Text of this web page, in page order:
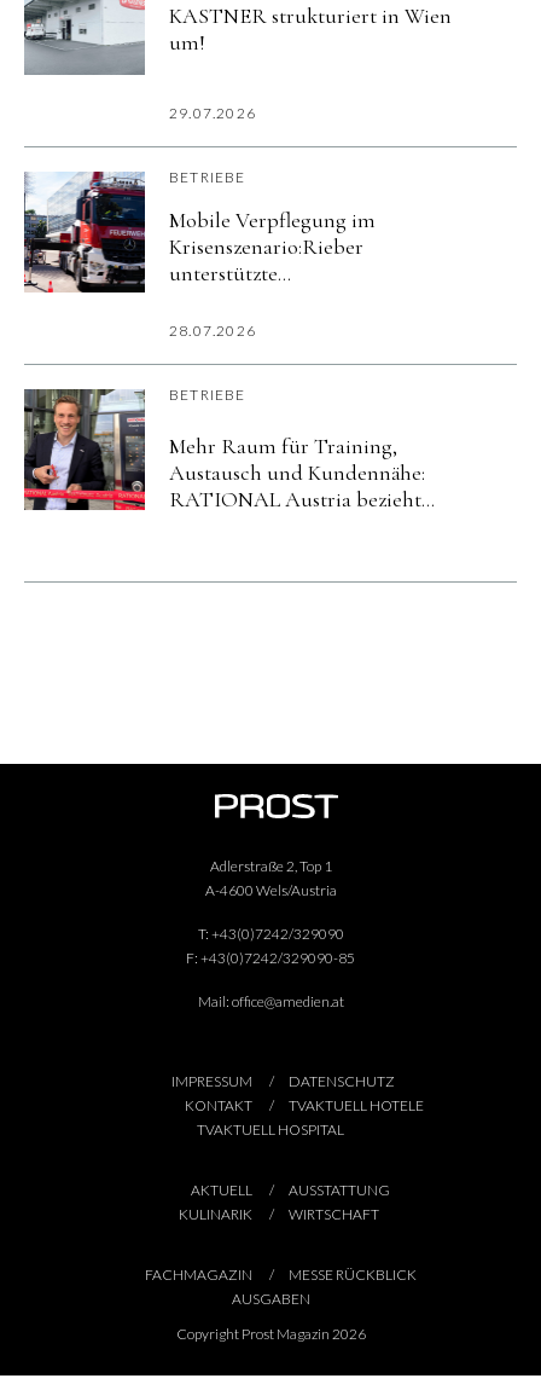
KASTNER strukturiert in Wien
um!
29.07.2026
BETRIEBE
Mobile Verpflegung im
Krisenszenario:Rieber
unterstützte
imurbanharbor Ludwigsburg
28.07.2026
BETRIEBE
Mehr Raum für Training,
Austausch und Kundennähe:
RATIONAL Austria bezieht
Adlerstraße 2, Top 1
A-4600 Wels/Austria
T: +43(0)7242/329090
F: +43(0)7242/329090-85
Mail: office@amedien.at
IMPRESSUM
DATENSCHUTZ
KONTAKT
TVAKTUELL HOTELE
TVAKTUELL HOSPITAL
AKTUELL
AUSSTATTUNG
KULINARIK
WIRTSCHAFT
FACHMAGAZIN
MESSE RÜCKBLICK
AUSGABEN
Copyright Prost Magazin 2026